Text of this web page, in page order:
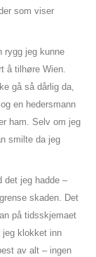
som viser
rygg jeg kunne
å tilhøre Wien.
gå så dårlig da,
en hedersmann
ham. Selv om jeg
smilte da jeg
det jeg hadde –
skaden. Det
på tidsskjemaet
jeg klokket inn
av alt – ingen